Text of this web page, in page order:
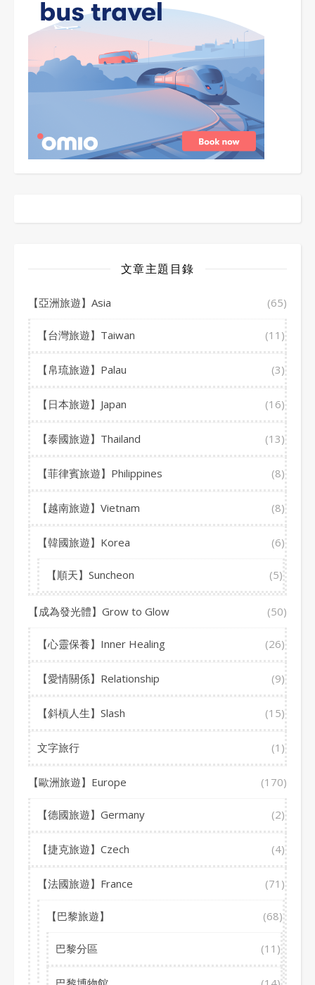
文章主題目錄
【亞洲旅遊】Asia (65)
【台灣旅遊】Taiwan (11)
【帛琉旅遊】Palau (3)
【日本旅遊】Japan (16)
【泰國旅遊】Thailand (13)
【菲律賓旅遊】Philippines (8)
【越南旅遊】Vietnam (8)
【韓國旅遊】Korea (6)
【順天】Suncheon (5)
【成為發光體】Grow to Glow (50)
【心靈保養】Inner Healing (26)
【愛情關係】Relationship (9)
【斜槓人生】Slash (15)
文字旅行 (1)
【歐洲旅遊】Europe (170)
【德國旅遊】Germany (2)
【捷克旅遊】Czech (4)
【法國旅遊】France (71)
【巴黎旅遊】 (68)
巴黎分區 (11)